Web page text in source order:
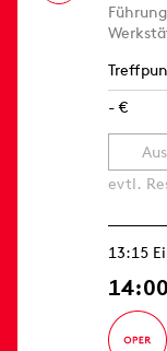
- €
evtl.
13:15
14:00